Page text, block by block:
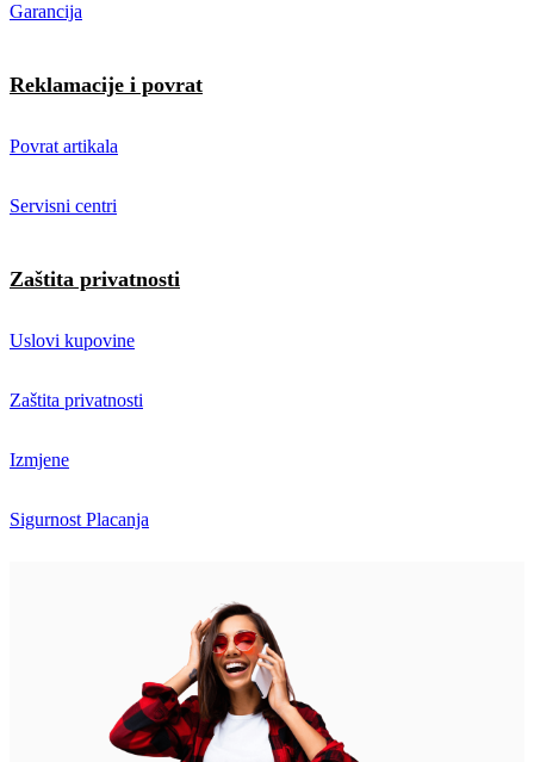
Garancija
Reklamacije i povrat
Povrat artikala
Servisni centri
Zaštita privatnosti
Uslovi kupovine
Zaštita privatnosti
Izmjene
Sigurnost Placanja